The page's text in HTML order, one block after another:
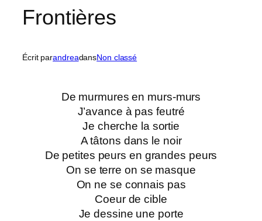
Frontières
Écrit parandreadansNon classé
De murmures en murs-murs
J’avance à pas feutré
Je cherche la sortie
A tâtons dans le noir
De petites peurs en grandes peurs
On se terre on se masque
On ne se connais pas
Coeur de cible
Je dessine une porte